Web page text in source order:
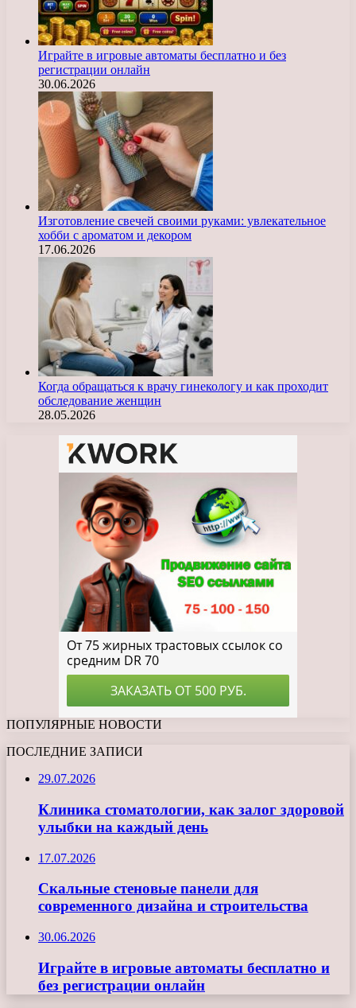
Играйте в игровые автоматы бесплатно и без
регистрации онлайн
30.06.2026
Изготовление свечей своими руками: увлекательное
хобби с ароматом и декором
17.06.2026
Когда обращаться к врачу гинекологу и как проходит
обследование женщин
28.05.2026
ПОПУЛЯРНЫЕ НОВОСТИ
ПОСЛЕДНИЕ ЗАПИСИ
29.07.2026
Клиника стоматологии, как залог здоровой
улыбки на каждый день
17.07.2026
Скальные стеновые панели для
современного дизайна и строительства
30.06.2026
Играйте в игровые автоматы бесплатно и
без регистрации онлайн